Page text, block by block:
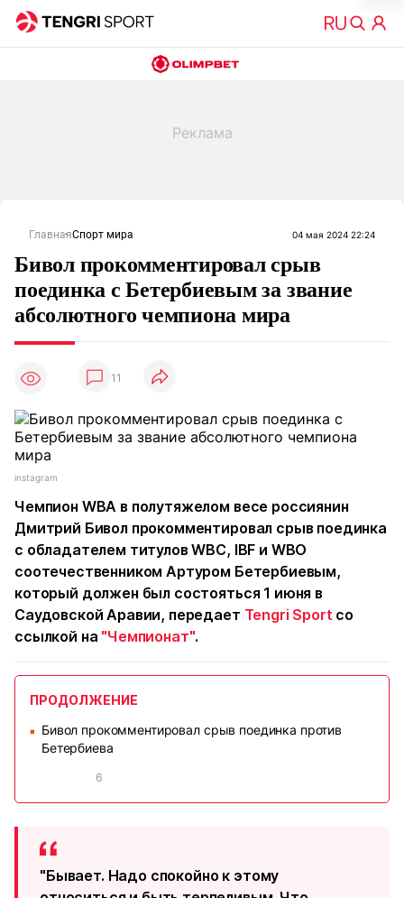
ГлавнаяСпорт мира 04 мая 2024 22:24
Бивол прокомментировал срыв
поединка с Бетербиевым за звание
абсолютного чемпиона мира
11
instagram
Чемпион WBA в полутяжелом весе россиянин
Дмитрий Бивол прокомментировал срыв поединка
с обладателем титулов WBC, IBF и WBO
соотечественником Артуром Бетербиевым,
который должен был состояться 1 июня в
Саудовской Аравии, передает Tengri Sport со
ссылкой на "Чемпионат".
ПРОДОЛЖЕНИЕ
■
Бивол прокомментировал срыв поединка против
Бетербиева
6
"Бывает. Надо спокойно к этому